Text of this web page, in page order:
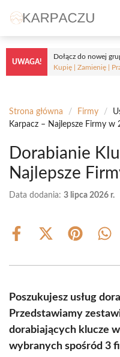
treści
UWAGA!
Dołącz do nowej
Kupię | Zamienię |
Strona główna / Firmy /
Karpacz – Najlepsze Firmy w
Dorabianie
Najlepsze
Data dodania: 3 lipca 2026 r.
Share
Share
(Twitter)
Share
Poszukujesz usług
Przedstawiamy
dorabiających klucze
wybranych spośród 3